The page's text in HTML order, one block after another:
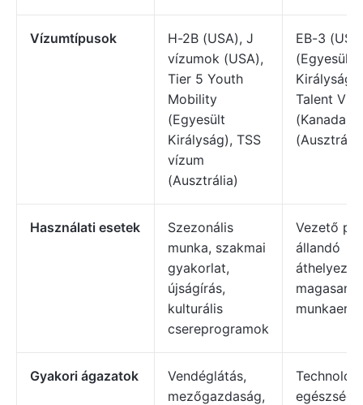
Vízumtípusok
H-2B (USA), J
vízumok (USA),
Tier 5 Youth
Mobility
(Egyesült
Királyság), TSS
vízum
(Ausztrália)
EB-3
(Egyesült
Talent Visa
(Kanada),
Használati esetek
Szezonális
munka, szakmai
gyakorlat,
újságírás,
kulturális
csereprogramok
Vezető
állandó
magasan
munkaerő
Gyakori ágazatok
Vendéglátás,
mezőgazdaság,